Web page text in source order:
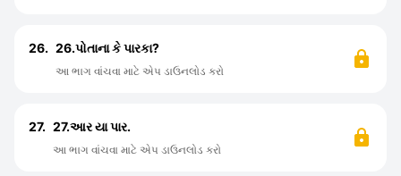
26. 26.પોતાના કે પારકા?
આ ભાગ વાંચવા માટે એપ ડાઉનલોડ કરો
27. 27.આર યા પાર.
આ ભાગ વાંચવા માટે એપ ડાઉનલોડ કરો